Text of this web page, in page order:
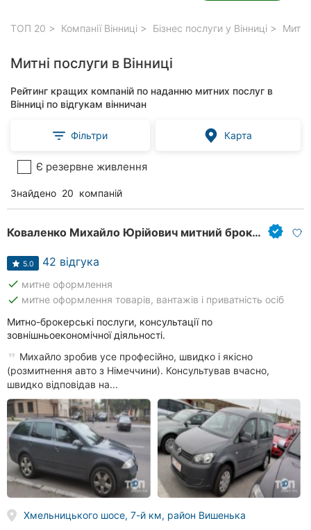
ТОП 20 Компанії Вінниці Бізнес послуги у Вінниці
Митні послуги в Вінниці
Рейтинг кращих компаній по наданню митних послуг в
Вінниці по відгукам вінничан
Фільтри Карта
Є резервне живлення
Знайдено 20 компаній
Коваленко Михайло Юрійович митний брокер
5.0 42 відгука
done митне оформлення
done митне оформлення товарів, вантажів і приватність осіб
Митно-брокерські послуги, консультації по
зовнішньоекономічної діяльності.
Михайло зробив усе професійно, швидко і якісно
(розмитнення авто з Німеччини). Консультував вчасно,
швидко відповідав на...
Хмельницького шосе, 7-й км, район Вишенька